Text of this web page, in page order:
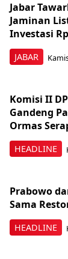
JABAR
Jabar
Jaminan
Investasi
HEADLINE
Komisi II
Gandeng
Ormas
HEADLINE
Prabowo
Sama